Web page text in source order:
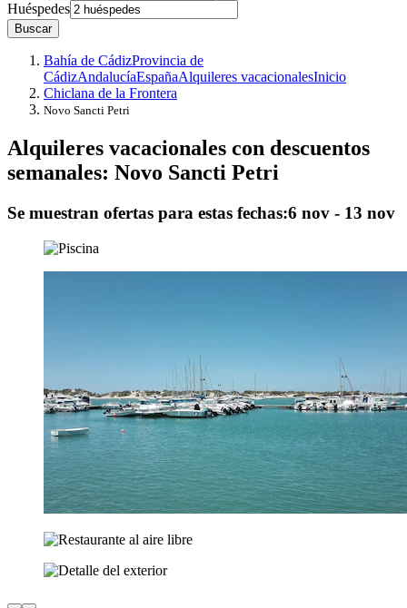
Huéspedes
Buscar
Bahía de CádizProvincia de
CádizAndalucíaEspañaAlquileres vacacionalesInicio
Chiclana de la Frontera
Novo Sancti Petri
Alquileres vacacionales con descuentos
semanales: Novo Sancti Petri
Se muestran ofertas para estas fechas:6 nov - 13 nov